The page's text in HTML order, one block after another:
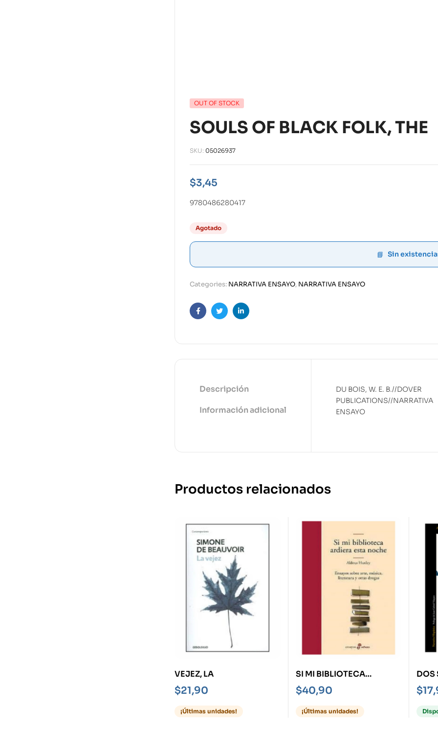
OUT OF STOCK
SOULS OF BLACK FOLK, THE
SKU: 05026937
$3,45
9780486280417
Agotado
Sin
Categories: NARRATIVA ENSAYO, NARRATIVA ENSAYO
FacebookTwitterLinkedin
Descripción
Información adicional
DU BOIS, W. E. B.//DOVER
PUBLICATIONS//NARRATIVA
ENSAYO
Productos relacionados
VEJEZ, LA
$21,90
¡Últimas unidades!
SI MI BIBLIOTECA
ARDIERA ESTA NOCHE -
ENSAYOS SOBRE ARTE,
MÚSICA, LITERATURA Y
OTRAS DROGAS
$40,90
¡Últimas unidades!
DOS
$